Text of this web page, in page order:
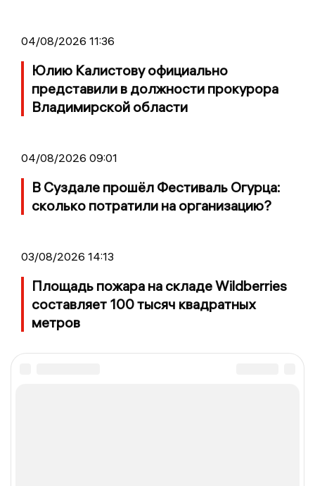
04/08/2026 11:36
Юлию Калистову официально
представили в должности прокурора
Владимирской области
04/08/2026 09:01
В Суздале прошёл Фестиваль Огурца:
сколько потратили на организацию?
03/08/2026 14:13
Площадь пожара на складе Wildberries
составляет 100 тысяч квадратных
метров